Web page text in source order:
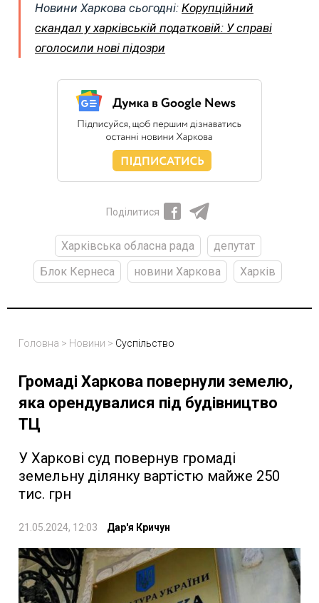
Новини Харкова сьогодні: Корупційний
скандал у харківській податковій: У справі
оголосили нові підозри
Поділитися
Харківська обласна рада
депутат
Блок Кернеса
новини Харкова Харків
Головна > Новини > Суспільство
Громаді Харкова повернули земелю,
яка орендувалися під будівництво
ТЦ
У Харкові суд повернув громаді
земельну ділянку вартістю майже 250
тис. грн
21.05.2024, 12:03 Дар'я Кричун